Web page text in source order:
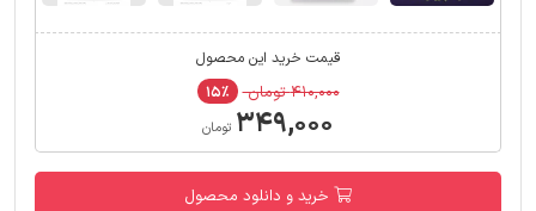
قیمت خرید این محصول
۴۱۰,۰۰۰ تومان ۱۵٪
۳۴۹,۰۰۰ تومان
خرید و دانلود محصول